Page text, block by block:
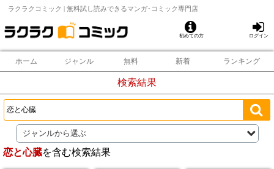
ラクラクコミック | 無料試し読みできるマンガ･コミック専門店
初めての方 ログイン
ホーム ジャンル 無料 新着 ランキング
検索結果
ジャンルから選ぶ
恋と心臓を含む検索結果